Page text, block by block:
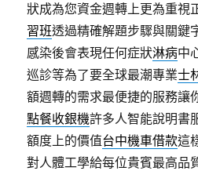
狀成為您資金週轉上更為重視
習班透過精確解題步驟與關鍵
感染後會表現任何症狀淋病中
巡診等為了要全球最潮專業士
額週轉的需求最便捷的服務讓
點餐收銀機許多人智能說明書
額度上的價值台中機車借款這
對人體工學給每位貴賓最高品